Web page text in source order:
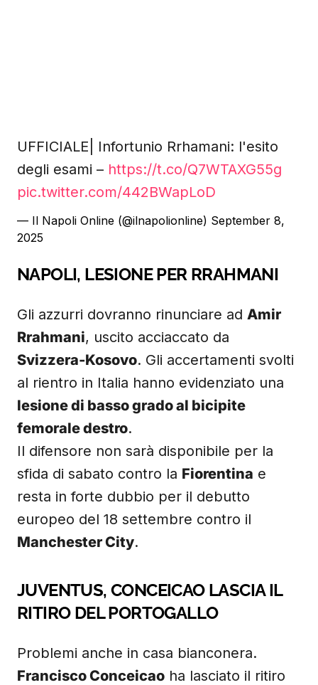
UFFICIALE| Infortunio Rrhamani: l'esito
degli esami – https://t.co/Q7WTAXG55g
pic.twitter.com/442BWapLoD
— Il Napoli Online (@ilnapolionline) September 8,
2025
NAPOLI, LESIONE PER RRAHMANI
Gli azzurri dovranno rinunciare ad Amir
Rrahmani, uscito acciaccato da
Svizzera-Kosovo. Gli accertamenti svolti
al rientro in Italia hanno evidenziato una
lesione di basso grado al bicipite
femorale destro.
Il difensore non sarà disponibile per la
sfida di sabato contro la Fiorentina e
resta in forte dubbio per il debutto
europeo del 18 settembre contro il
Manchester City.
JUVENTUS, CONCEICAO LASCIA IL
RITIRO DEL PORTOGALLO
Problemi anche in casa bianconera.
Francisco Conceicao ha lasciato il ritiro